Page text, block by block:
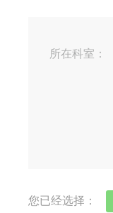
所在科室：
您已经选择：